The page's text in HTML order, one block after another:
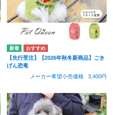
【先行受注】【2026年秋冬新商品】ごき
げん恐竜
メーカー希望小売価格
3,400円